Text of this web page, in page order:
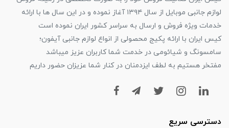
لوازم جانبی موبایل از سال ۱۳۹۴ آغاز نموده و در این سال ها با ارائه
خدمات ویژه فروش و ارسال به سراسر کشور ایران نموده است
کیس ایران با ارائه پکیج محصولی از انواع لوازم جانبی آیفون؛
سامسونگ و شیائومی در خدمت شما کاربران عزیز میباشد
مفتخر هستیم به لطف ایزدمنان در کنار شما عزیزان حضور داریم
دسترسی سریع